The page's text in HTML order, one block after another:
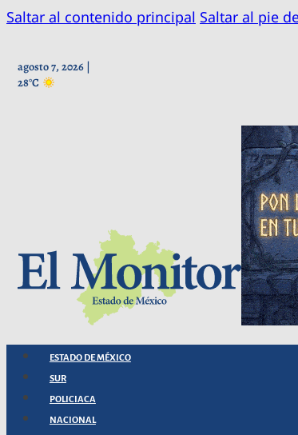
Saltar al contenido principal Saltar al pie
agosto 7, 2026 |
28°C
ESTADO DE MÉXICO
SUR
POLICIACA
NACIONAL